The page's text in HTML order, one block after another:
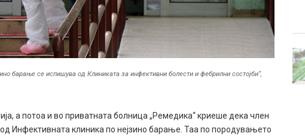
барање се испишува од Клиниката за инфективни болести и фебрилни состојби“,
а потоа и во приватната болница „Ремедика“ криеше дека член
Инфективната клиникa по нејзино барање. Таа по породувањето